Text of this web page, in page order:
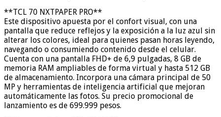
**TCL 70 NXTPAPER PRO**
Este dispositivo apuesta por el confort visual, con una
pantalla que reduce reflejos y la exposición a la luz azul sin
alterar los colores, ideal para quienes pasan horas leyendo,
navegando o consumiendo contenido desde el celular.
Cuenta con una pantalla FHD+ de 6,9 pulgadas, 8 GB de
memoria RAM ampliables de forma virtual y hasta 512 GB
de almacenamiento. Incorpora una cámara principal de 50
MP y herramientas de inteligencia artificial que mejoran
automáticamente las fotos. Su precio promocional de
lanzamiento es de 699.999 pesos.